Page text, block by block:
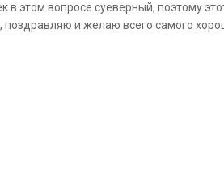
в этом вопросе суеверный, поэтому
и желаю всего самого